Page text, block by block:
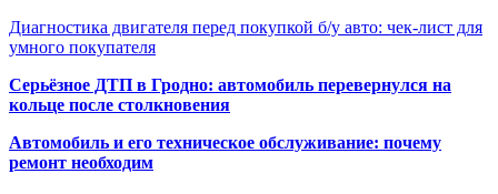
Диагностика двигателя перед покупкой б/у авто: чек-лист для
умного покупателя
Серьёзное ДТП в Гродно: автомобиль перевернулся на
кольце после столкновения
Автомобиль и его техническое обслуживание: почему
ремонт необходим